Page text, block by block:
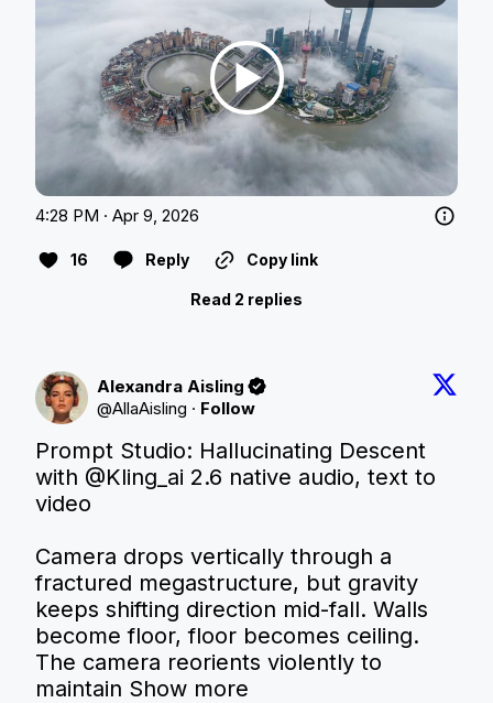
4:28 PM · Apr 9, 2026
16 Reply Copy link
Read 2 replies
Alexandra Aisling
@AllaAisling · Follow
Prompt Studio: Hallucinating Descent
with @Kling_ai 2.6 native audio, text to
video
Camera drops vertically through a
fractured megastructure, but gravity
keeps shifting direction mid-fall. Walls
become floor, floor becomes ceiling.
The camera reorients violently to
maintain Show more